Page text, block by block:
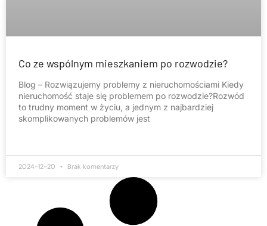
Co ze wspólnym mieszkaniem po rozwodzie?
Blog – Rozwiązujemy problemy z nieruchomościami Kiedy
nieruchomość staje się problemem po rozwodzie?Rozwód
to trudny moment w życiu, a jednym z najbardziej
skomplikowanych problemów jest
2024-12-20 Brak komentarzy